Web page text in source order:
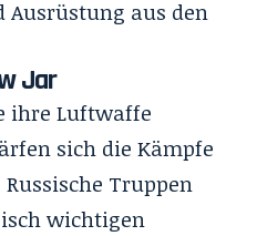
aus den
Jar
ihre Luftwaffe
sich die Kämpfe
Truppen
wichtigen